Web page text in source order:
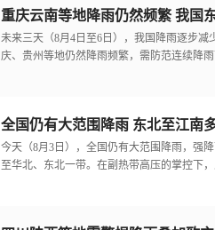
重庆云南等地降雨仍然频繁 我国
未来三天（8月4日至6日），我国降雨逐步减
庆、贵州等地仍然降雨频繁，需防范连续降雨
全国仍有大范围降雨 东北至江南
今天（8月3日），全国仍有大范围降雨，强
至华北、东北一带。在副热带高压的掌控下